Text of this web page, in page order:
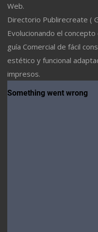
Web.
Directorio Publirecreate (
Evolucionando el
guía Comercial de fácil
estético y funcional
impresos.